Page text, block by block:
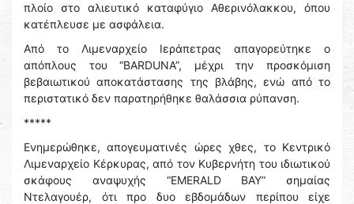
πλοίο στο αλιευτικό καταφύγιο Αθερινόλακκου, όπου
κατέπλευσε με ασφάλεια.
Από το Λιμεναρχείο Ιεράπετρας απαγορεύτηκε ο
απόπλους του “BARDUNA”, μέχρι την προσκόμιση
βεβαιωτικού αποκατάστασης της βλάβης, ενώ από το
περιστατικό δεν παρατηρήθηκε θαλάσσια ρύπανση.
*****
Ενημερώθηκε, απογευματινές ώρες χθες, το Κεντρικό
Λιμεναρχείο Κέρκυρας, από τον Κυβερνήτη του ιδιωτικού
σκάφους αναψυχής “EMERALD BAY” σημαίας
Ντελαγουέρ, ότι προ δυο εβδομάδων περίπου είχε